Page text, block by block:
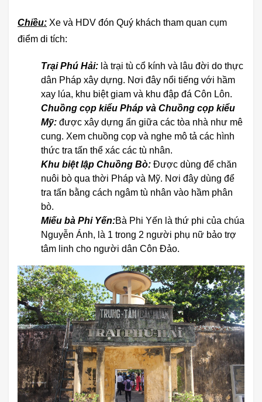
Chiều: Xe và HDV đón Quý khách tham quan cụm
điểm di tích:
Trại Phú Hải: là trại tù cổ kính và lâu đời do thực
dân Pháp xây dựng. Nơi đây nổi tiếng với hầm
xay lúa, khu biệt giam và khu đập đá Côn Lôn.
Chuồng cọp kiểu Pháp và Chuồng cọp kiểu
Mỹ: được xây dựng ẩn giữa các tòa nhà như mê
cung. Xem chuồng cọp và nghe mô tả các hình
thức tra tấn thể xác các tù nhân.
Khu biệt lập Chuồng Bò: Được dùng để chăn
nuôi bò qua thời Pháp và Mỹ. Nơi đây dùng để
tra tấn bằng cách ngâm tù nhân vào hầm phân
bò.
Miếu bà Phi Yến:Bà Phi Yến là thứ phi của chúa
Nguyễn Ánh, là 1 trong 2 người phụ nữ bảo trợ
tâm linh cho người dân Côn Đảo.